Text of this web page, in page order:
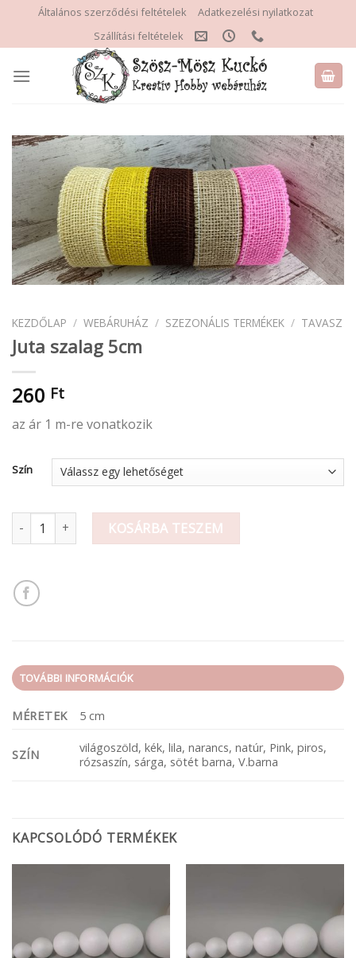
content
Általános szerződési feltételek
Adatkezelési nyilatkozat
Szállítási feltételek
KEZDŐLAP / WEBÁRUHÁZ / SZEZONÁLIS TERMÉKEK / TAVASZ
Juta szalag 5cm
260 Ft
az ár 1 m-re vonatkozik
Szín
Juta szalag 5cm mennyiségKOSÁRBA TESZEM
TOVÁBBI INFORMÁCIÓK
MÉRETEK 5 cm
SZÍN
világoszöld, kék, lila, narancs, natúr, Pink, piros,
rózsaszín, sárga, sötét barna, V.barna
KAPCSOLÓDÓ TERMÉKEK